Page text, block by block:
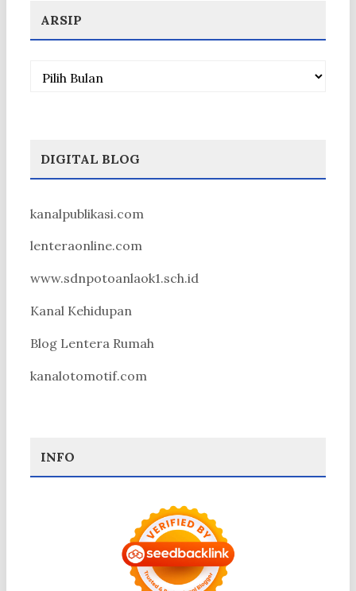
ARSIP
Arsip
DIGITAL BLOG
kanalpublikasi.com
lenteraonline.com
www.sdnpotoanlaok1.sch.id
Kanal Kehidupan
Blog Lentera Rumah
kanalotomotif.com
INFO